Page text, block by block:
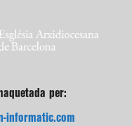
per:
informatic.com